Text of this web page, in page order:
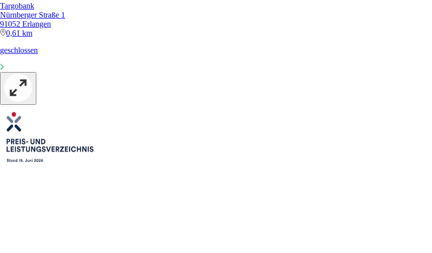
Targobank
Nürnberger Straße 1
91052 Erlangen
0,61 km
geschlossen